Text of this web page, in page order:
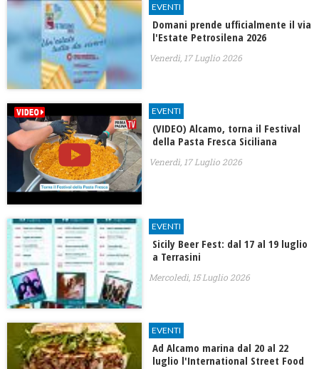
EVENTI
​Domani prende ufficialmente il via
l'Estate Petrosilena 2026
Venerdì, 17 Luglio 2026
EVENTI
(VIDEO) Alcamo, torna il Festival
della Pasta Fresca Siciliana
Venerdì, 17 Luglio 2026
EVENTI
Sicily Beer Fest: dal 17 al 19 luglio
a Terrasini
Mercoledì, 15 Luglio 2026
EVENTI
Ad Alcamo marina dal 20 al 22
luglio l'International Street Food